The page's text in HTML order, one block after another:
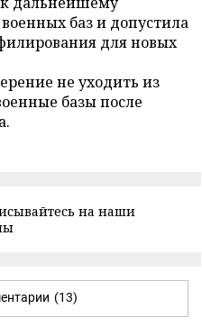
баз и допустила
для новых
не уходить из
базы после
на наши
(13)